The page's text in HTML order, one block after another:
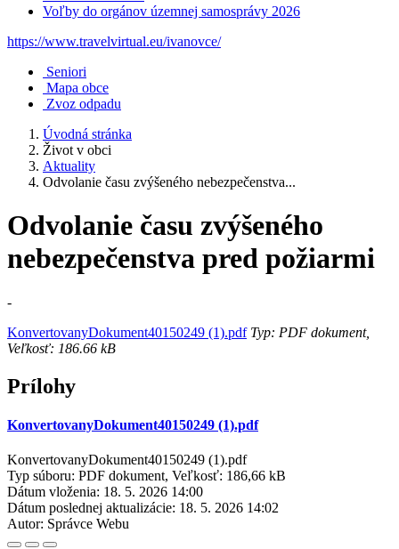
Voľby do orgánov územnej samosprávy 2026
https://www.travelvirtual.eu/ivanovce/
Seniori
Mapa obce
Zvoz odpadu
Úvodná stránka
Život v obci
Aktuality
Odvolanie času zvýšeného nebezpečenstva...
Odvolanie času zvýšeného
nebezpečenstva pred požiarmi
-
KonvertovanyDokument40150249 (1).pdfTyp: PDF dokument,
Veľkosť: 186.66 kB
Prílohy
KonvertovanyDokument40150249 (1).pdf
KonvertovanyDokument40150249 (1).pdf
Typ súboru: PDF dokument, Veľkosť: 186,66 kB
Dátum vloženia: 18. 5. 2026 14:00
Dátum poslednej aktualizácie: 18. 5. 2026 14:02
Autor: Správce Webu